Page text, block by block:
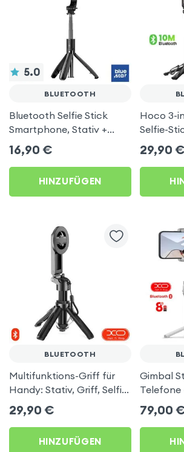
5.0
BLUETOOTH
Bluetooth Selfie Stick
Smartphone, Stativ +
Kabellose Fernbedienung
- Blue Star Schwarz
16,90 €
HINZUFÜGEN
Hoco 3-
Selfie-
Dual-
und
29,90 €
BLUETOOTH
Multifunktions-Griff für
Handy: Stativ, Griff, Selfie-
Stick, Tischständer - XO
29,90 €
HINZUFÜGEN
Gimbal
Telefone
79,00